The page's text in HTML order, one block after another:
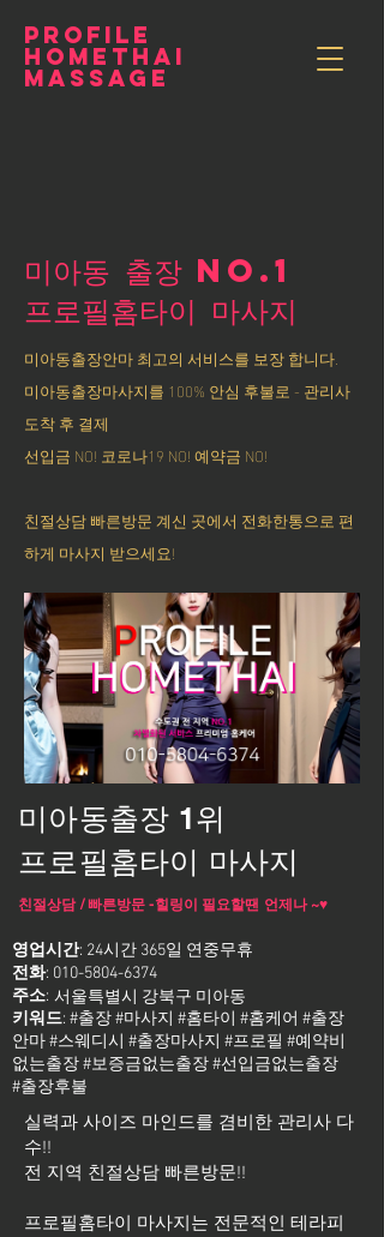
PROFILE
HOMETHAI
MASSAGE
미아동 출장 NO.1
​프로필홈타이 마사지
미아동출장안마 최고의 서비스를 보장 합니다.
미아동출장마사지를 100% 안심 후불로 - 관리사
도착 후 결제
선입금 NO! 코로나19 NO! 예약금 NO!
친절상담 빠른방문 계신 곳에서 전화한통으로 편
하게 마사지 받으세요!
미아동출장 1위
프로필홈타이 마사지
친절상담 / 빠른방문 -힐링이 필요할땐 언제나 ~♥
영업시간: 24시간 365일 연중무휴
전화: 010-5804-6374
주소:
키워드: #출장 #마사지 #홈타이 #홈케어 #출장
안마 #스웨디시 #출장마사지 #프로필 #예약비
없는출장 #보증금없는출장 #선입금없는출장
#출장후불
서울특별시 강북구 미아동
실력과 사이즈 마인드를 겸비한 관리사 다
수!!
전 지역 친절상담 빠른방문!!
프로필홈타이 마사지는 전문적인 테라피